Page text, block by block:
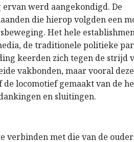
werd aangekondigd. De
die hierop volgden een
Het hele
de traditionele politieke
keerden zich tegen de strijd
vakbonden, maar vooral
locomotief gemaakt van de
en sluitingen.
verbinden met die van de